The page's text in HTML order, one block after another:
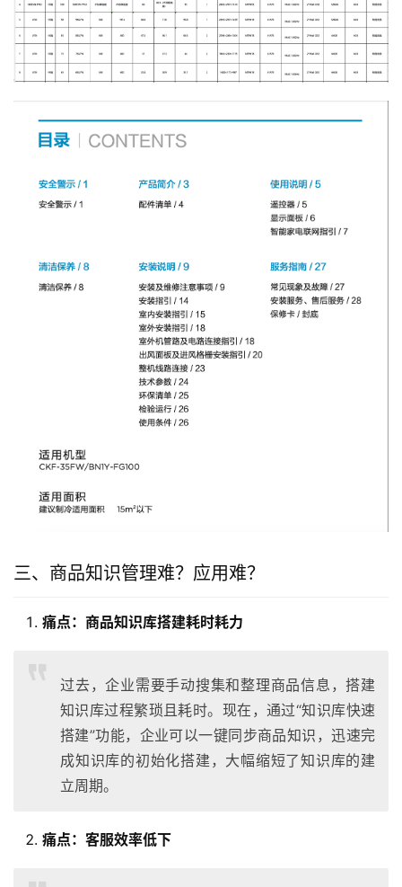
三、商品知识管理难？应用难？
痛点： 商品知识库搭建耗时耗力
过去，企业需要手动搜集和整理商品信息，搭建
知识库过程繁琐且耗时。现在，通过“知识库快速
搭建”功能，企业可以一键同步商品知识，迅速完
成知识库的初始化搭建，大幅缩短了知识库的建
立周期。
痛点： 客服效率低下